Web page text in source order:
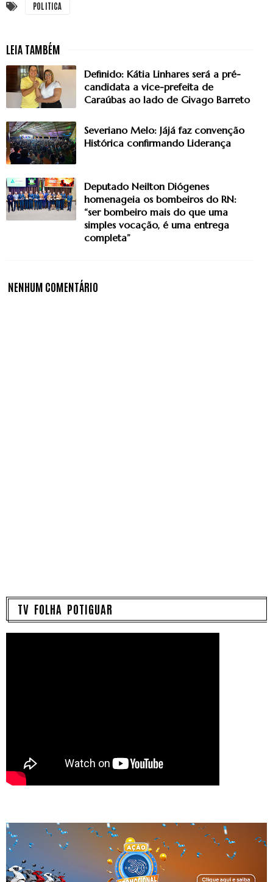
POLITICA
Definido: Kátia Linhares será a pré-
candidata a vice-prefeita de
Caraúbas ao lado de Givago Barreto
Severiano Melo: Jájá faz convenção
Histórica confirmando Liderança
Deputado Neilton Diógenes
homenageia os bombeiros do RN:
“ser bombeiro mais do que uma
simples vocação, é uma entrega
completa”
NENHUM COMENTÁRIO
TV FOLHA POTIGUAR